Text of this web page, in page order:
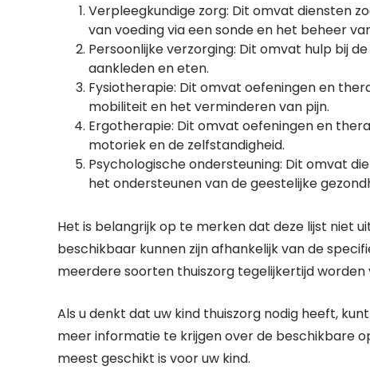
Verpleegkundige zorg: Dit omvat diensten
van voeding via een sonde en het beheer
Persoonlijke verzorging: Dit omvat hulp bij
aankleden en eten.
Fysiotherapie: Dit omvat oefeningen en
mobiliteit en het verminderen van pijn.
Ergotherapie: Dit omvat oefeningen en
motoriek en de zelfstandigheid.
Psychologische ondersteuning: Dit omvat
het ondersteunen van de geestelijke
Het is belangrijk op te merken dat deze lijst niet
beschikbaar kunnen zijn afhankelijk van de
meerdere soorten thuiszorg tegelijkertijd worden
Als u denkt dat uw kind thuiszorg nodig heeft,
meer informatie te krijgen over de beschikbare
meest geschikt is voor uw kind.